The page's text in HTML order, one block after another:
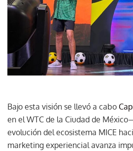
Bajo esta visión se llevó a cabo
en el WTC de la Ciudad de
evolución del ecosistema MICE
marketing experiencial avanza